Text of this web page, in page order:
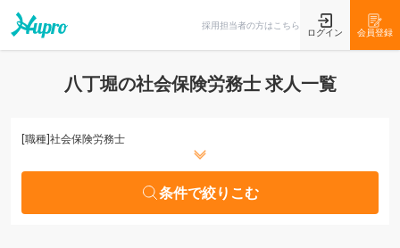
採用担当者の方はこちら
ログイン 会員登録
八丁堀の社会保険労務士 求人一覧
[職種]社会保険労務士
条件で絞りこむ